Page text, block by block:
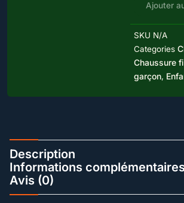
Confort
-
Ajouter
SKU N/A
Categories
Chaussure
garçon,
Description
Informations
Avis (0)